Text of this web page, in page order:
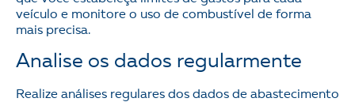
veículo e monitore o uso de combustível de forma
mais precisa.
Analise os dados regularmente
Realize análises regulares dos dados de abastecimento